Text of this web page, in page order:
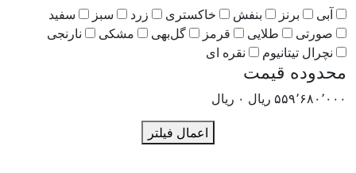
آبی برنز بنفش خاکستری زرد سبز
سفید
صورتی
طلایی قرمز گل‌بهی مشکی
نارنجی
نچرال تیتانیوم
نقره ای
قیمت
ریال ۰ریال
اعمال فیلتر